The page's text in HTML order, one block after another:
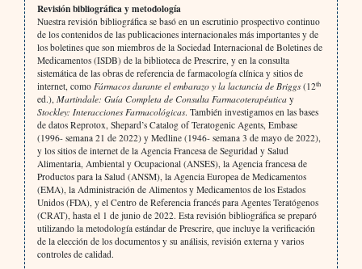
Revisión bibliográfica y metodología
Nuestra revisión bibliográfica se basó en un escrutinio prospectivo continuo
de los contenidos de las publicaciones internacionales más importantes y de
los boletines que son miembros de la Sociedad Internacional de Boletines de
Medicamentos (ISDB) de la biblioteca de Prescrire, y en la consulta
sistemática de las obras de referencia de farmacología clínica y sitios de
internet, como Fármacos durante el embarazo y la lactancia de Briggs(12th
ed.), Martindale: Guía Completa de Consulta Farmacoterapéuticay
Stockley: Interacciones Farmacológicas. También investigamos en las bases
de datos Reprotox, Shepard’s Catalog of Teratogenic Agents, Embase
(1996- semana 21 de 2022) y Medline (1946- semana 3 de mayo de 2022),
y los sitios de internet de la Agencia Francesa de Seguridad y Salud
Alimentaria, Ambiental y Ocupacional (ANSES), la Agencia francesa de
Productos para la Salud (ANSM), la Agencia Europea de Medicamentos
(EMA), la Administración de Alimentos y Medicamentos de los Estados
Unidos (FDA), y el Centro de Referencia francés para Agentes Teratógenos
(CRAT), hasta el 1 de junio de 2022. Esta revisión bibliográfica se preparó
utilizando la metodología estándar de Prescrire, que incluye la verificación
de la elección de los documentos y su análisis, revisión externa y varios
controles de calidad.